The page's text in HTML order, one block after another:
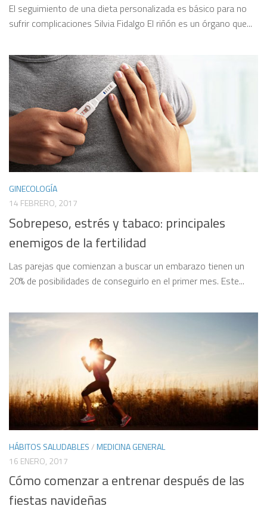
El seguimiento de una dieta personalizada es básico para no
sufrir complicaciones Silvia Fidalgo El riñón es un órgano que...
GINECOLOGÍA
14 FEBRERO, 2017
Sobrepeso, estrés y tabaco: principales
enemigos de la fertilidad
Las parejas que comienzan a buscar un embarazo tienen un
20% de posibilidades de conseguirlo en el primer mes. Este...
HÁBITOS SALUDABLES/MEDICINA GENERAL
16 ENERO, 2017
Cómo comenzar a entrenar después de las
fiestas navideñas